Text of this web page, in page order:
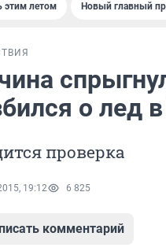
этим летом Новый главный
о лед
проверка
19:12 6 825
комментарий